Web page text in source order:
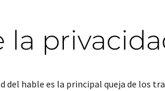
la
del hable es la principal queja de los